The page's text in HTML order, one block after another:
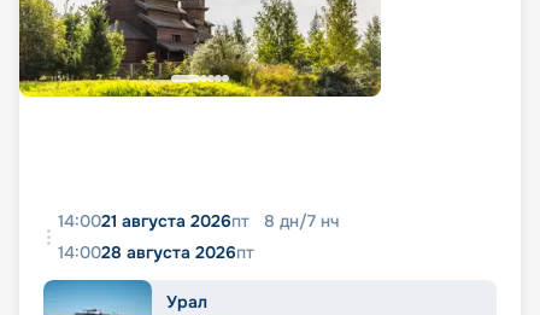
14:0021 августа 2026пт 8 дн/7 нч
14:0028 августа 2026пт
Урал